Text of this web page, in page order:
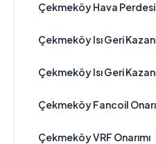
Çekmeköy Hava Perdesi
Çekmeköy Isı Geri
Çekmeköy Isı Geri
Çekmeköy Fancoil
Çekmeköy VRF Onarımı